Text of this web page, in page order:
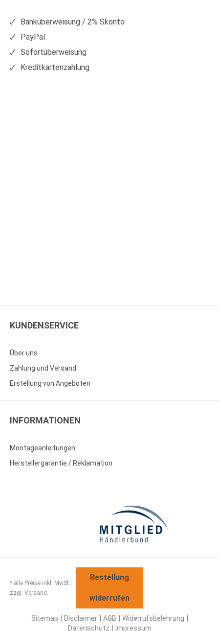
Banküberweisung / 2% Skonto
PayPal
Sofortüberweisung
Kreditkartenzahlung
KUNDENSERVICE
Über uns
Zahlung und Versand
Erstellung von Angeboten
INFORMATIONEN
Montageanleitungen
Herstellergarantie / Reklamation
* alle Preise inkl. MwSt.,
zzgl. Versand.
Bestellung
widerrufen
Sitemap Disclaimer AGB
Widerrufsbelehrung
Datenschutz
Impressum